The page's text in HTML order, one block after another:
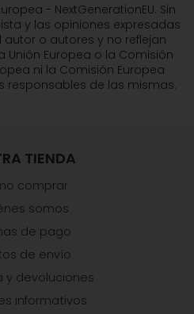
- NextGenerationEU. Sin
y las opiniones expresadas
o autores y no reflejan
Unión Europea o la Comisión
ni la Comisión Europea
responsables de las mismas.
TIENDA
comprar
somos
de pago
de envío
y devoluciones
informativos